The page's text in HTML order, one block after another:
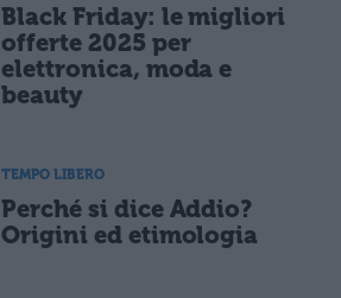
Black Friday: le migliori
offerte 2025 per
elettronica, moda e
beauty
TEMPO LIBERO
Perché si dice Addio?
Origini ed etimologia